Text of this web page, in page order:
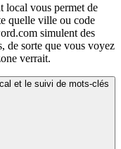
vous permet de
quelle ville ou code
simulent des
de sorte que vous voyez
verrait.
et le suivi de mots-clés